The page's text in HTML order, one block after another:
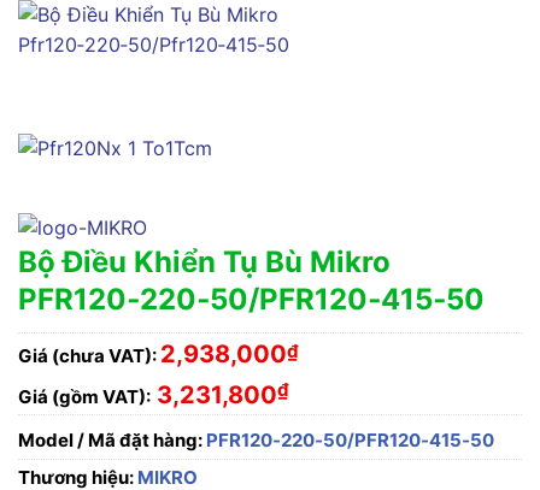
Bộ Điều Khiển Tụ Bù Mikro
PFR120‑220‑50/PFR120‑415‑50
Giá (chưa VAT): 2,938,000₫
Giá (gồm VAT): 3,231,800₫
Model / Mã đặt hàng: PFR120‑220‑50/PFR120‑415‑50
Thương hiệu: MIKRO